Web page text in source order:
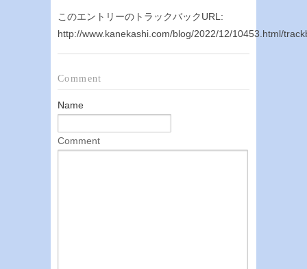
このエントリーのトラックバックURL:
http://www.kanekashi.com/blog/2022/12/10453.html/
Comment
Name
Comment